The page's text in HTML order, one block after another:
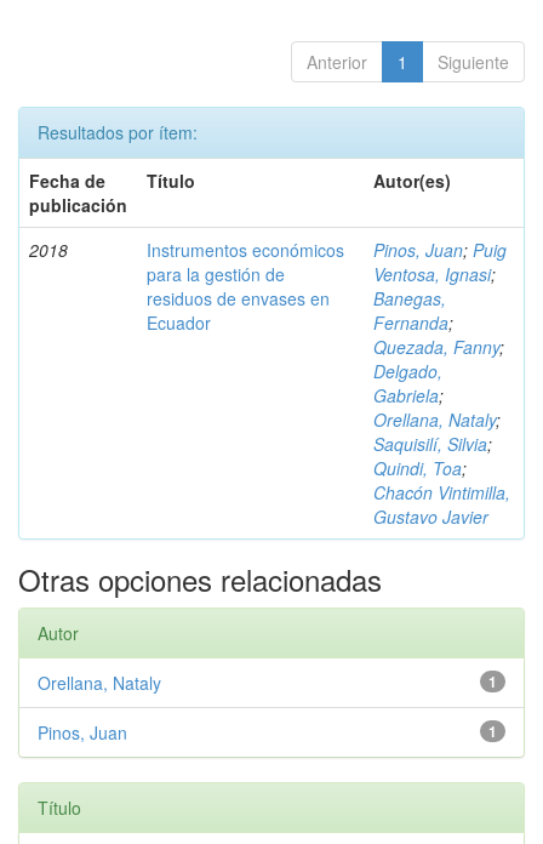
Anterior 1 Siguiente
Resultados por ítem:
Fecha de
publicación
Título Autor(es)
2018
Instrumentos económicos
para la gestión de
residuos de envases en
Ecuador
Pinos, Juan; Puig
Ventosa, Ignasi;
Banegas,
Fernanda;
Quezada, Fanny;
Delgado,
Gabriela;
Orellana, Nataly;
Saquisilí, Silvia;
Quindi, Toa;
Chacón Vintimilla,
Gustavo Javier
Otras opciones relacionadas
Autor
1
Orellana, Nataly
1
Pinos, Juan
Título